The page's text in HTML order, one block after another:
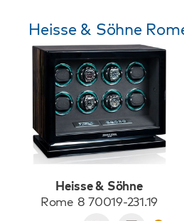
Heisse & Söhne
Heisse & Söhne
Rome 8 70019-231.19